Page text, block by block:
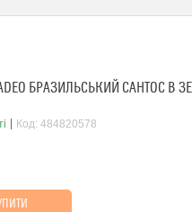
БРАЗИЛЬСЬКИЙ САНТОС В
Код: 484820578